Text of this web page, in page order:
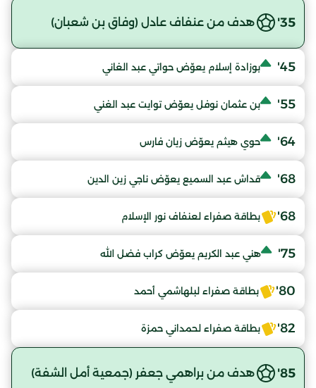
35' هدف من عنفاف عادل (وفاق بن شعبان)
45' بوزادة إسلام يعوّض حواتي عبد الغاني
55' بن عثمان نوفل يعوّض توايت عبد الغني
64' حوي هيثم يعوّض زيان فارس
68' قداش عبد السميع يعوّض ناجي زين الدين
68' بطاقة صفراء لعنفاف نور الإسلام
75' هني عبد الكريم يعوّض كراب فضل الله
80' بطاقة صفراء لبلهاشمي أحمد
82' بطاقة صفراء لحمداني حمزة
85' هدف من براهمي جعفر (جمعية أمل الشفة)